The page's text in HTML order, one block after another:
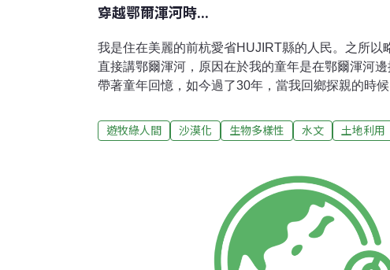
穿越鄂爾渾河時...
我是住在美麗的前杭愛省HUJIRT縣的人民。之所以
直接講鄂爾渾河，原因在於我的童年是在鄂爾渾河邊
帶著童年回憶，如今過了30年，當我回鄉探親的時
份報導。我的童年有十年歲月是在前杭愛省的BAT-
河有多麼的壯觀，我親眼目睹過，但看到今日的現狀
GANDUSH，他們喜愛釣魚，偶爾會帶我一起去，
悄地一大早就先出發。當我一覺醒來，看到他們不在
找他們，他們看到我之後，無可奈何地叫我好好看著
家的時候，由我來負責背魚，反正自己喜歡嘛，就很
憶裡，美妙的畫面多美啊，然而之前念茲在茲的鄂爾
遊牧綠人間 沙漠化 生物多樣性 水文 土地利用